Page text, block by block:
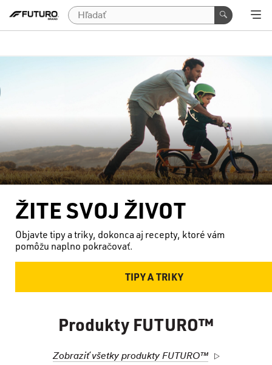
ŽITE SVOJ ŽIVOT
Objavte tipy a triky, dokonca aj recepty, ktoré vám
pomôžu naplno pokračovať.
TIPY A TRIKY
Produkty FUTURO™
Zobraziť všetky produkty FUTURO™